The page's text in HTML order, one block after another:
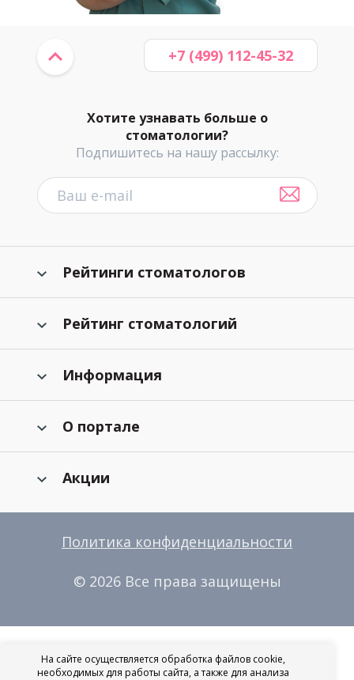
Хотите узнавать больше о
стоматологии?
Подпишитесь на нашу рассылку:
+7 (499) 112-45-32
Рейтинги стоматологов
Рейтинг стоматологий
Информация
О портале
Акции
Политика конфиденциальности
© 2026 Все права защищены
На сайте осуществляется обработка файлов cookie,
необходимых для работы сайта, а также для анализа